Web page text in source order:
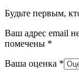
Будьте первым,
Ваш адрес email
помечены *
Ваша оценка *